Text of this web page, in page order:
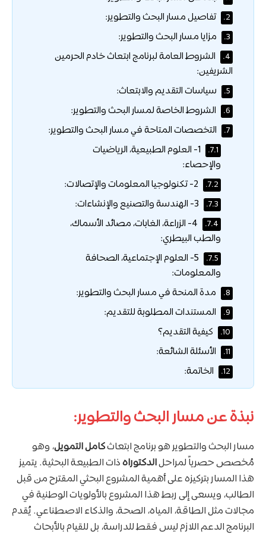
2. تفاصيل مسار البحث والتطوير:
3. مزايا مسار البحث والتطوير:
4.
الشروط العامة لبرنامج ابتعاث خادم الحرمين
الشريفين:
5. سياسات التقديم والابتعاث:
6. الشروط الخاصة لمسار البحث والتطوير:
7. التخصصات المتاحة في مسار البحث والتطوير:
7.1.
1- العلوم الطبيعية، الرياضيات
والإحصاء:
7.2.
7.3.
7.4.
4- الزراعة، الغابات، مصائد الأسماك،
والطب البيطري:
7.5.
5- العلوم الإجتماعية، الصحافة
والمعلومات:
8. مدة المنحة في مسار البحث والتطوير:
9. المستندات المطلوبة للتقديم:
10. كيفية التقديم؟
11. الأسئلة الشائعة:
12. الخاتمة:
نبذة عن مسار البحث والتطوير:
مسار البحث والتطوير هو برنامج ابتعاثكامل التمويل، وهو
مُخصص حصرياً لمراحلالدكتوراهذات الطبيعة البحثية. يتميز
هذا المسار بتركيزه على أهمية المشروع البحثي المقترح من قبل
الطالب، ويسعى إلى ربط هذا المشروع بالأولويات الوطنية في
مجالات مثل الطاقة، المياه، الصحة، والذكاء الاصطناعي. يُقدم
البرنامج الدعم اللازم ليس فقط للدراسة، بل للقيام بالأبحاث